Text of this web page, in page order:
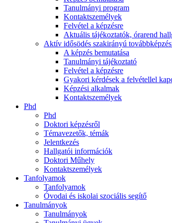
Tanulmányi program
Kontaktszemélyek
Felvétel a képzésre
Aktuális tájékoztatók, órarend
Aktív idősödés szakirányú
A képzés bemutatása
Tanulmányi tájékoztató
Felvétel a képzésre
Gyakori kérdések a felvétellel
Képzési alkalmak
Kontaktszemélyek
Phd
Phd
Doktori képzésről
Témavezetők, témák
Jelentkezés
Hallgatói információk
Doktori Műhely
Kontaktszemélyek
Tanfolyamok
Tanfolyamok
Óvodai és iskolai szociális segítő
Tanulmányok
Tanulmányok